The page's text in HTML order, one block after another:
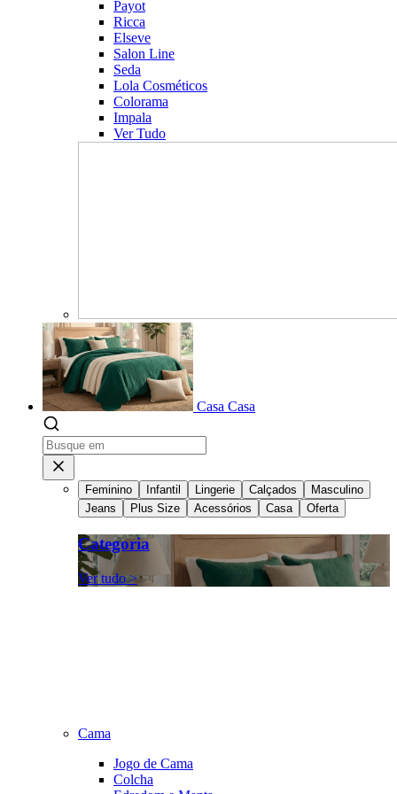
Payot
Ricca
Elseve
Salon Line
Seda
Lola Cosméticos
Colorama
Impala
Ver Tudo
Casa Casa
Feminino Infantil Lingerie Calçados
Masculino
Jeans
Plus Size Acessórios Casa Oferta
Categoria
Ver tudo >
Cama
Jogo de Cama
Colcha